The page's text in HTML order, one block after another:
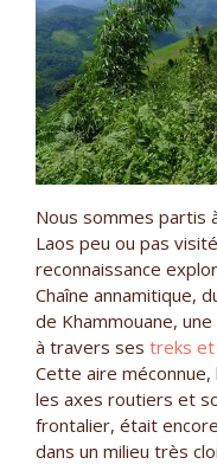
Nous sommes partis
Laos peu ou pas
reconnaissance
Chaîne annamitique,
de Khammouane,
à travers ses treks et
Cette aire
les axes routiers et
frontalier, était
dans un milieu très